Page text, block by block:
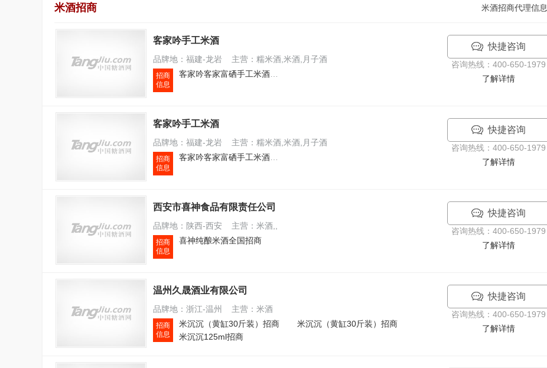
米酒招商 米酒招商代理信息
客家吟手工米酒
品牌地：福建-龙岩 主营：糯米酒,米酒,月子酒
招商
信息
快捷咨询
咨询热线：400-650-1979
了解详情
客家吟手工米酒
品牌地：福建-龙岩 主营：糯米酒,米酒,月子酒
招商
信息
快捷咨询
咨询热线：400-650-1979
了解详情
西安市喜神食品有限责任公司
品牌地：陕西-西安 主营：米酒,,
招商
信息
喜神纯酿米酒全国招商
快捷咨询
咨询热线：400-650-1979
了解详情
温州久晟酒业有限公司
品牌地：浙江-温州 主营：米酒
招商
信息
米沉沉（黄缸30斤装）招商
米沉沉（黄缸30斤装）招商
米沉沉125ml招商
快捷咨询
咨询热线：400-650-1979
了解详情